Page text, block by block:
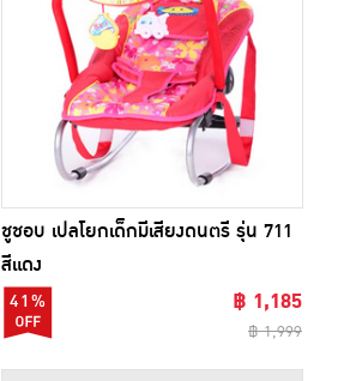
ชูชอบ เปลโยกเด็กมีเสียงดนตรี รุ่น 711
สีแดง
41% ฿ 1,185
฿ 1,999